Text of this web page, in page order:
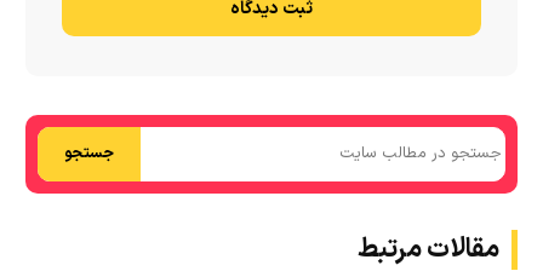
ثبت دیدگاه
جستجو
مقالات مرتبط